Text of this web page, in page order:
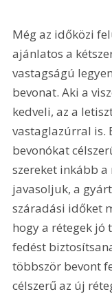
Még az időközi
ajánlatos a
vastagságú
bevonat. Aki a
kedveli, az a
vastaglazúrral is.
bevonókat
szereket inkább
javasoljuk, a
száradási időket
hogy a rétegek jó
fedést
többször bevont
célszerű az új